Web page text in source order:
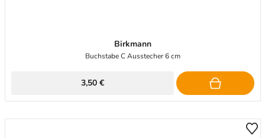
Birkmann
Buchstabe C Ausstecher 6 cm
3,50 €